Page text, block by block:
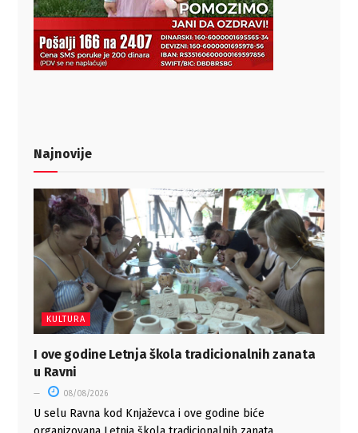
Najnovije
KULTURA
I ove godine Letnja škola tradicionalnih zanata
u Ravni
08/08/2026
U selu Ravna kod Knjaževca i ove godine biće